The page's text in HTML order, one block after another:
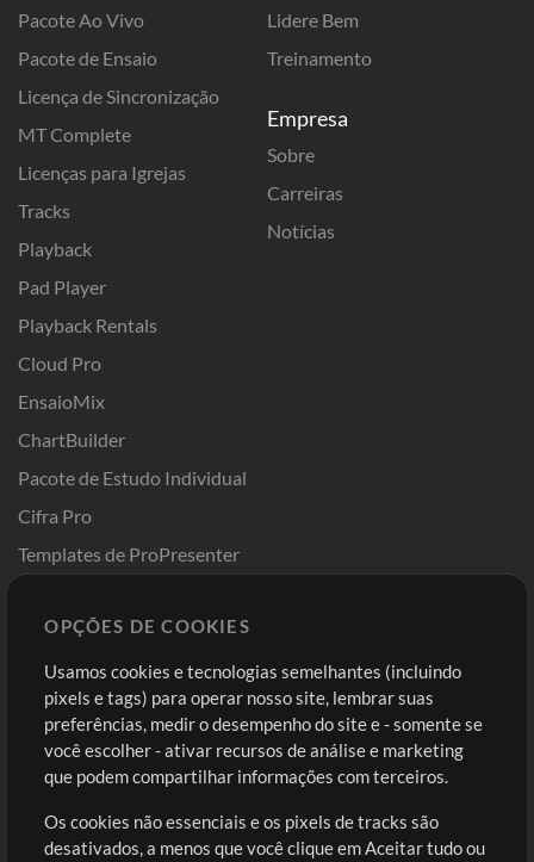
Pacote Ao Vivo
Pacote de Ensaio
Licença de Sincronização
MT Complete
Licenças para Igrejas
Tracks
Playback
Pad Player
Playback Rentals
Cloud Pro
EnsaioMix
ChartBuilder
Pacote de Estudo Individual
Cifra Pro
Templates de ProPresenter
Lidere Bem
Treinamento
Empresa
Sobre
Carreiras
Notícias
Comprar Créditos
Conteúdo Grátis
Solicite uma Música
Extras
Entre
Cadastre-se
Ir ao carrinho
OPÇÕES DE COOKIES
Usamos cookies e tecnologias semelhantes (incluindo
pixels e tags) para operar nosso site, lembrar suas
preferências, medir o desempenho do site e - somente se
você escolher - ativar recursos de análise e marketing
que podem compartilhar informações com terceiros.
Os cookies não essenciais e os pixels de tracks são
desativados, a menos que você clique em Aceitar tudo ou